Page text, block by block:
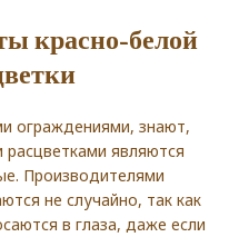
красно-белой
ограждениями, знают,
являются
Производителями
не случайно, так как
в глаза, даже если